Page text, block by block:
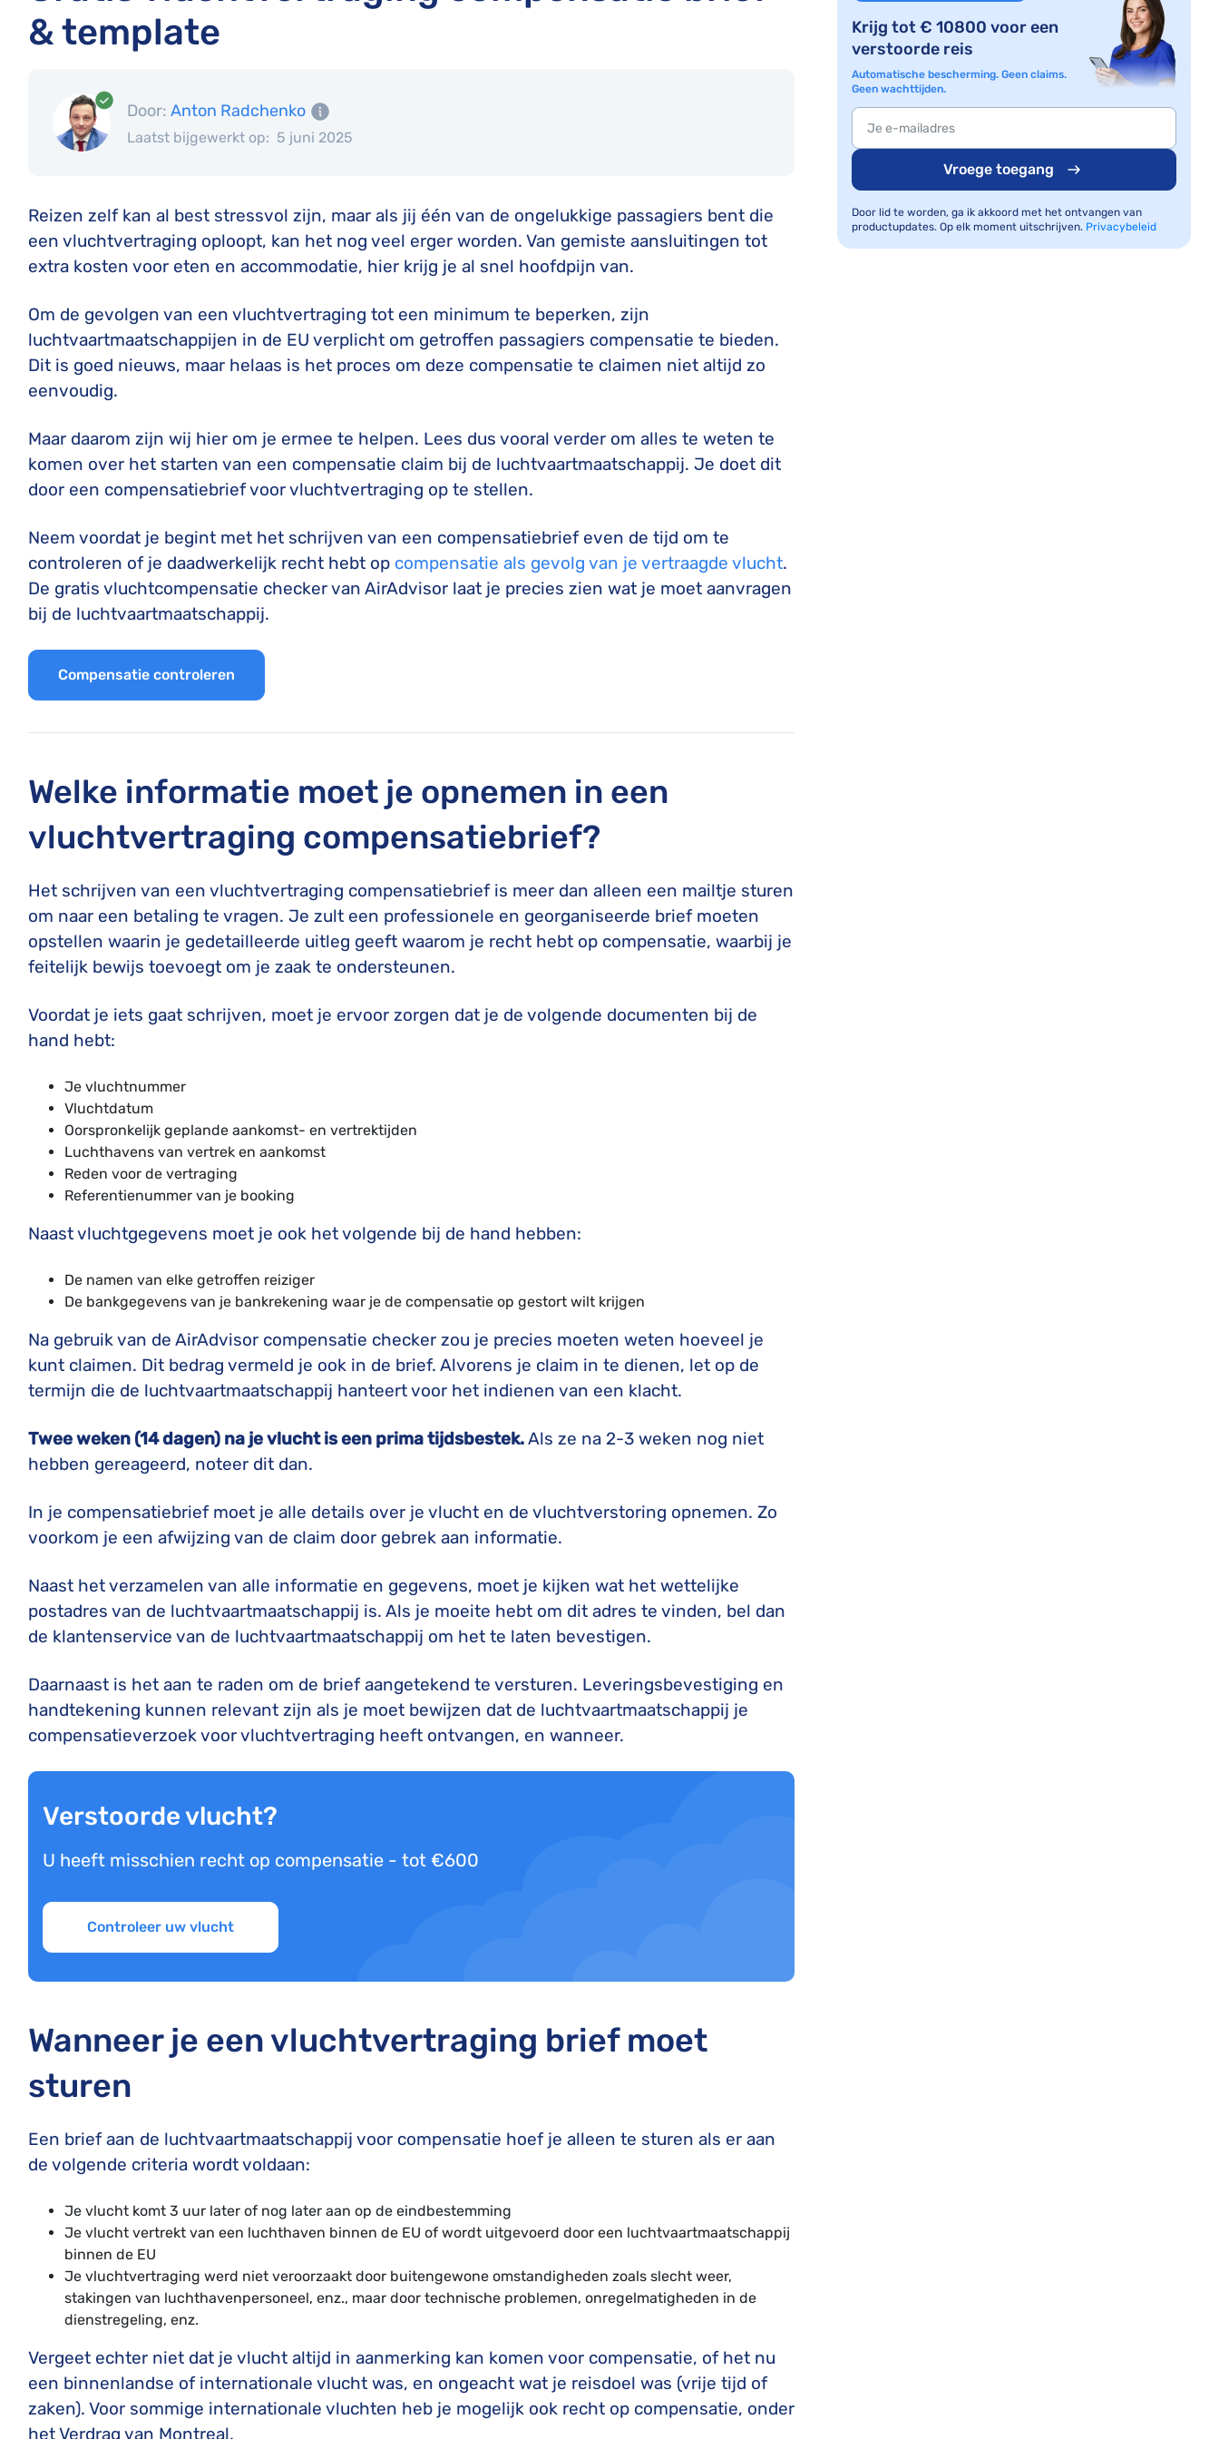
& template
Door: Anton Radchenko
Laatst bijgewerkt op: 5 juni 2025
Reizen zelf kan al best stressvol zijn, maar als jij één van de ongelukkige passagiers bent die
een vluchtvertraging oploopt, kan het nog veel erger worden. Van gemiste aansluitingen tot
extra kosten voor eten en accommodatie, hier krijg je al snel hoofdpijn van.
Om de gevolgen van een vluchtvertraging tot een minimum te beperken, zijn
luchtvaartmaatschappijen in de EU verplicht om getroffen passagiers compensatie te bieden.
Dit is goed nieuws, maar helaas is het proces om deze compensatie te claimen niet altijd zo
eenvoudig.
Maar daarom zijn wij hier om je ermee te helpen. Lees dus vooral verder om alles te weten te
komen over het starten van een compensatie claim bij de luchtvaartmaatschappij. Je doet dit
door een compensatiebrief voor vluchtvertraging op te stellen.
Neem voordat je begint met het schrijven van een compensatiebrief even de tijd om te
controleren of je daadwerkelijk recht hebt op compensatie als gevolg van je vertraagde vlucht.
De gratis vluchtcompensatie checker van AirAdvisor laat je precies zien wat je moet aanvragen
bij de luchtvaartmaatschappij.
Compensatie controleren
Welke informatie moet je opnemen in een
vluchtvertraging compensatiebrief?
Het schrijven van een vluchtvertraging compensatiebrief is meer dan alleen een mailtje sturen
om naar een betaling te vragen. Je zult een professionele en georganiseerde brief moeten
opstellen waarin je gedetailleerde uitleg geeft waarom je recht hebt op compensatie, waarbij je
feitelijk bewijs toevoegt om je zaak te ondersteunen.
Voordat je iets gaat schrijven, moet je ervoor zorgen dat je de volgende documenten bij de
hand hebt:
Je vluchtnummer
Vluchtdatum
Oorspronkelijk geplande aankomst- en vertrektijden
Luchthavens van vertrek en aankomst
Reden voor de vertraging
Referentienummer van je booking
Naast vluchtgegevens moet je ook het volgende bij de hand hebben:
De namen van elke getroffen reiziger
De bankgegevens van je bankrekening waar je de compensatie op gestort wilt krijgen
Na gebruik van de AirAdvisor compensatie checker zou je precies moeten weten hoeveel je
kunt claimen. Dit bedrag vermeld je ook in de brief. Alvorens je claim in te dienen, let op de
termijn die de luchtvaartmaatschappij hanteert voor het indienen van een klacht.
Twee weken (14 dagen) na je vlucht is een prima tijdsbestek.Als ze na 2-3 weken nog niet
hebben gereageerd, noteer dit dan.
In je compensatiebrief moet je alle details over je vlucht en de vluchtverstoring opnemen. Zo
voorkom je een afwijzing van de claim door gebrek aan informatie.
Naast het verzamelen van alle informatie en gegevens, moet je kijken wat het wettelijke
postadres van de luchtvaartmaatschappij is. Als je moeite hebt om dit adres te vinden, bel dan
de klantenservice van de luchtvaartmaatschappij om het te laten bevestigen.
Daarnaast is het aan te raden om de brief aangetekend te versturen. Leveringsbevestiging en
handtekening kunnen relevant zijn als je moet bewijzen dat de luchtvaartmaatschappij je
compensatieverzoek voor vluchtvertraging heeft ontvangen, en wanneer.
Verstoorde vlucht?
U heeft misschien recht op compensatie - tot €600
Controleer uw vlucht
Wanneer je een vluchtvertraging brief moet
sturen
Een brief aan de luchtvaartmaatschappij voor compensatie hoef je alleen te sturen als er aan
de volgende criteria wordt voldaan:
Je vlucht komt 3 uur later of nog later aan op de eindbestemming
Je vlucht vertrekt van een luchthaven binnen de EU of wordt uitgevoerd door een luchtvaartmaatschappij
binnen de EU
Je vluchtvertraging werd niet veroorzaakt door buitengewone omstandigheden zoals slecht weer,
stakingen van luchthavenpersoneel, enz., maar door technische problemen, onregelmatigheden in de
dienstregeling, enz.
Vergeet echter niet dat je vlucht altijd in aanmerking kan komen voor compensatie, of het nu
een binnenlandse of internationale vlucht was, en ongeacht wat je reisdoel was (vrije tijd of
zaken). Voor sommige internationale vluchten heb je mogelijk ook recht op compensatie, onder
het Verdrag van Montreal.
Krijg tot € 10800 voor een
verstoorde reis
Automatische bescherming. Geen claims.
Geen wachttijden.
Vroege toegang
Door lid te worden, ga ik akkoord met het ontvangen van
productupdates. Op elk moment uitschrijven. Privacybeleid